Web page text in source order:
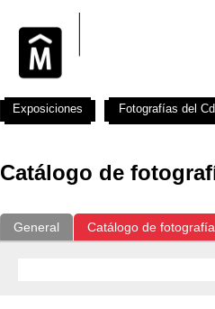
Catálogo de
General Catálogo de
Exposiciones Fotografías del